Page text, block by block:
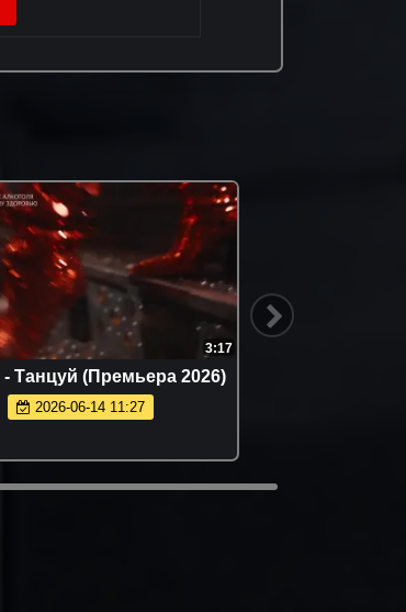
NYUSHA - Полароид (Премьера